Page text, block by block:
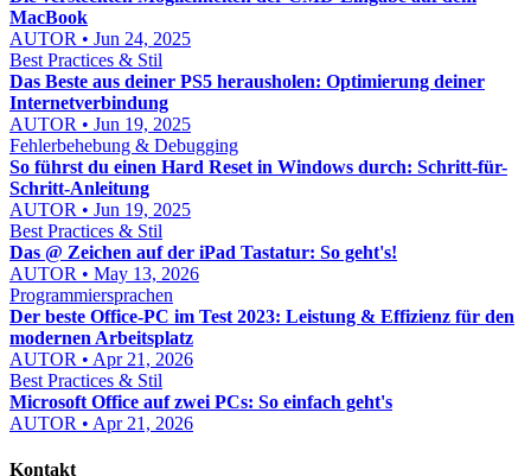
MacBook
AUTOR • Jun 24, 2025
Best Practices & Stil
Das Beste aus deiner PS5 herausholen: Optimierung deiner
Internetverbindung
AUTOR • Jun 19, 2025
Fehlerbehebung & Debugging
So führst du einen Hard Reset in Windows durch: Schritt-für-
Schritt-Anleitung
AUTOR • Jun 19, 2025
Best Practices & Stil
Das @ Zeichen auf der iPad Tastatur: So geht's!
AUTOR • May 13, 2026
Programmiersprachen
Der beste Office-PC im Test 2023: Leistung & Effizienz für den
modernen Arbeitsplatz
AUTOR • Apr 21, 2026
Best Practices & Stil
Microsoft Office auf zwei PCs: So einfach geht's
AUTOR • Apr 21, 2026
Kontakt